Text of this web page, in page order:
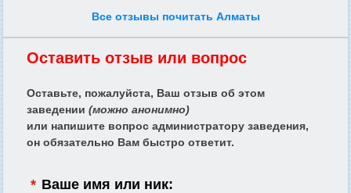
Все отзывы почитать Алматы
Оставить отзыв или вопрос
Оставьте, пожалуйста, Ваш отзыв об этом
заведении (можно анонимно)
или напишите вопрос администратору заведения,
он обязательно Вам быстро ответит.
* Ваше имя или ник: